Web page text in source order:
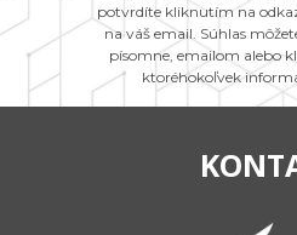
potvrdíte kliknutím na
na váš email. Súhlas
písomne, emailom alebo
ktoréhokoľvek